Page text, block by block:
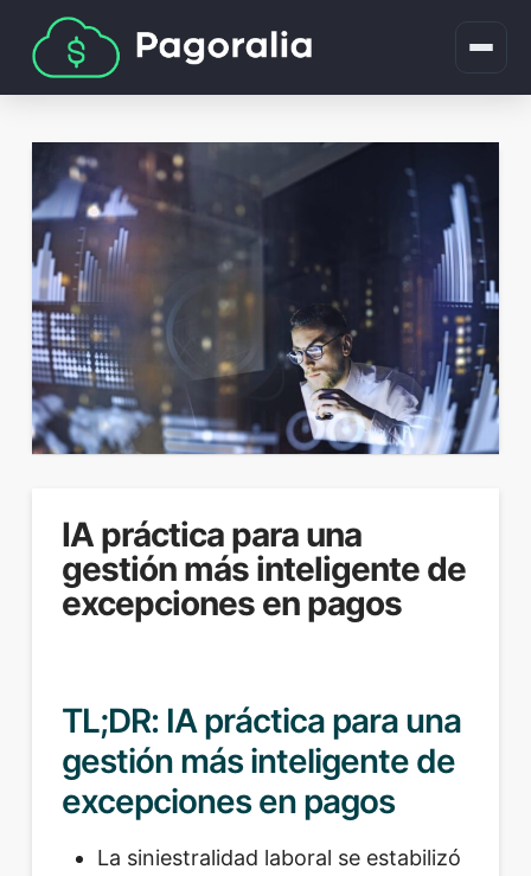
IA práctica para una
gestión más inteligente de
excepciones en pagos
TL;DR: IA práctica para una
gestión más inteligente de
excepciones en pagos
La siniestralidad laboral se estabilizó